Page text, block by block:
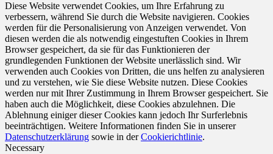
Diese Website verwendet Cookies, um Ihre Erfahrung zu
verbessern, während Sie durch die Website navigieren. Cookies
werden für die Personalisierung von Anzeigen verwendet. Von
diesen werden die als notwendig eingestuften Cookies in Ihrem
Browser gespeichert, da sie für das Funktionieren der
grundlegenden Funktionen der Website unerlässlich sind. Wir
verwenden auch Cookies von Dritten, die uns helfen zu analysieren
und zu verstehen, wie Sie diese Website nutzen. Diese Cookies
werden nur mit Ihrer Zustimmung in Ihrem Browser gespeichert. Sie
haben auch die Möglichkeit, diese Cookies abzulehnen. Die
Ablehnung einiger dieser Cookies kann jedoch Ihr Surferlebnis
beeinträchtigen. Weitere Informationen finden Sie in unserer
Datenschutzerklärung sowie in derCookierichtlinie.
Necessary